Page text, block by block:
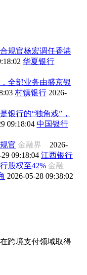
规官杨宏调任香港
华夏银行
全部业务由盛京银
村镇银行 2026-
银行的“独角戏”，
09:18:04 中国银行
官 金融界 2026-
09:18:04 江西银行
股权至42% 金融
2026-05-28 09:38:02
跨境支付领域取得